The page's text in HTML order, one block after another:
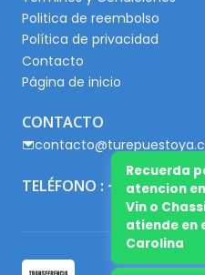
Politica de reembolso
Política de privacidad
Contacto
Página de inicio
CONTACTO
TELÉFONO : +56 9
Recuerda
atencion
Vin o
atiende en
Carolina